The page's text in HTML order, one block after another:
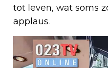
tot leven, wat soms
applaus.